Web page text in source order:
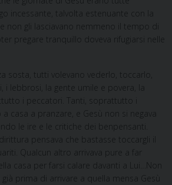
incessante, talvolta estenuante con la
non gli lasciavano nemmeno il tempo di
pregare tranquillo doveva rifugiarsi nelle
sosta, tutti volevano vederlo, toccarlo,
i lebbrosi, la gente umile e povera, la
i peccatori. Tanti, soprattutto i
casa a pranzare, e Gesù non si negava
le ire e le critiche dei benpensanti.
pensava che bastasse toccargli il
Qualcun altro arrivava pure a far
casa per farsi calare davanti a Lui…Non
già prima di arrivare a quella mensa Gesù